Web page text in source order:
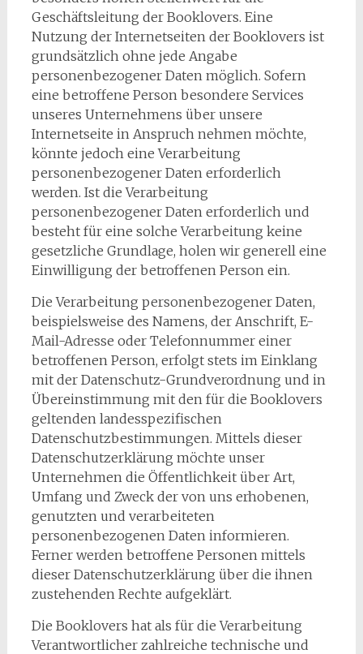
Geschäftsleitung der Booklovers. Eine
Nutzung der Internetseiten der Booklovers ist
grundsätzlich ohne jede Angabe
personenbezogener Daten möglich. Sofern
eine betroffene Person besondere Services
unseres Unternehmens über unsere
Internetseite in Anspruch nehmen möchte,
könnte jedoch eine Verarbeitung
personenbezogener Daten erforderlich
werden. Ist die Verarbeitung
personenbezogener Daten erforderlich und
besteht für eine solche Verarbeitung keine
gesetzliche Grundlage, holen wir generell eine
Einwilligung der betroffenen Person ein.
Die Verarbeitung personenbezogener Daten,
beispielsweise des Namens, der Anschrift, E-
Mail-Adresse oder Telefonnummer einer
betroffenen Person, erfolgt stets im Einklang
mit der Datenschutz-Grundverordnung und in
Übereinstimmung mit den für die Booklovers
geltenden landesspezifischen
Datenschutzbestimmungen. Mittels dieser
Datenschutzerklärung möchte unser
Unternehmen die Öffentlichkeit über Art,
Umfang und Zweck der von uns erhobenen,
genutzten und verarbeiteten
personenbezogenen Daten informieren.
Ferner werden betroffene Personen mittels
dieser Datenschutzerklärung über die ihnen
zustehenden Rechte aufgeklärt.
Die Booklovers hat als für die Verarbeitung
Verantwortlicher zahlreiche technische und